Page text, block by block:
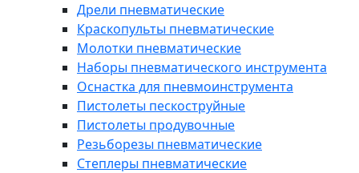
Дрели пневматические
Краскопульты пневматические
Молотки пневматические
Наборы пневматического инструмента
Оснастка для пневмоинструмента
Пистолеты пескоструйные
Пистолеты продувочные
Резьборезы пневматические
Степлеры пневматические